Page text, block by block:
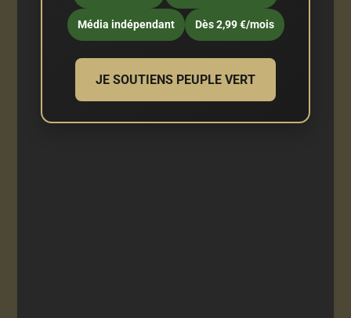
Média indépendant Dès 2,99 €/mois
JE SOUTIENS PEUPLE VERT